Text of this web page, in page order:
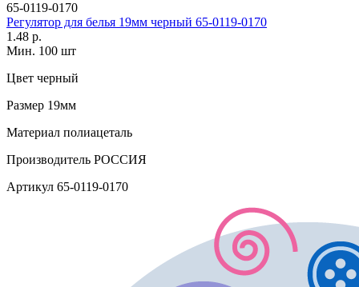
65-0119-0170
Регулятор для белья 19мм черный 65-0119-0170
1.48 р.
Мин. 100 шт
Цвет черный
Размер 19мм
Материал полиацеталь
Производитель РОССИЯ
Артикул 65-0119-0170